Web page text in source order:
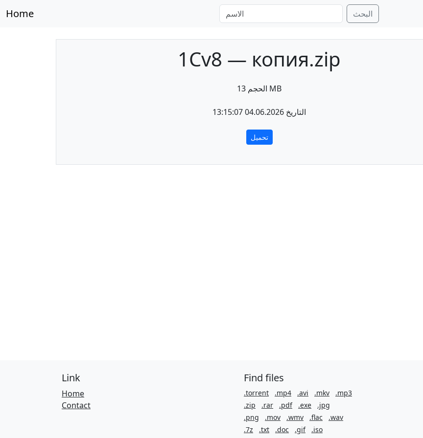
Home البحث
1Cv8 — копия.zip
الحجم 13 MB
التاريخ 04.06.2026 13:15:07
تحميل
Link
Home
Contact
Find files
.torrent .mp4 .avi .mkv
.mp3
.zip
.rar .pdf .exe
.jpg
.png
.mov .wmv .flac
.wav
.7z
.txt .doc .gif .iso